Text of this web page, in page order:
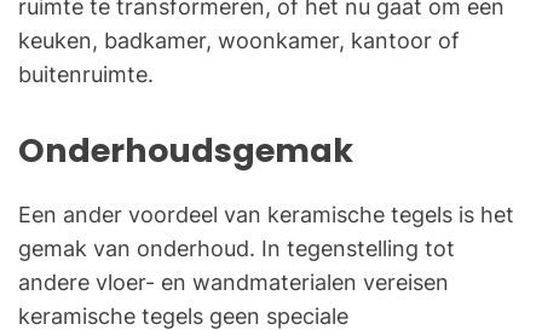
ruimte te transformeren, of het nu gaat om een
keuken, badkamer, woonkamer, kantoor of
buitenruimte.
Onderhoudsgemak
Een ander voordeel van keramische tegels is het
gemak van onderhoud. In tegenstelling tot
andere vloer- en wandmaterialen vereisen
keramische tegels geen speciale